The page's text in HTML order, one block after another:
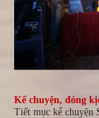
Kể chuyện, đóng
Tiết mục kể chuyện